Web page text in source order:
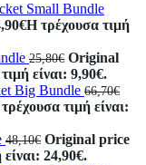
Small Bundle
€Η τρέχουσα τιμή
25,80€ Original
είναι: 9,90€.
Big Bundle 66,70€
τιμή είναι:
48,10€ Original price
24,90€.